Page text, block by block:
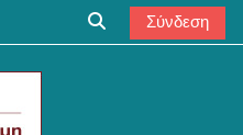
Εναλλαγή
Σύνδεση